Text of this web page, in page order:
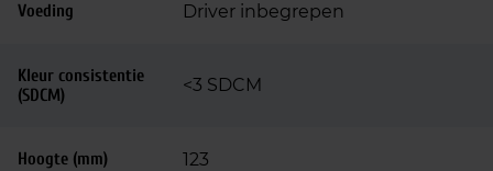
Voeding Driver inbegrepen
Kleur consistentie
(SDCM)
<3 SDCM
Hoogte (mm) 123